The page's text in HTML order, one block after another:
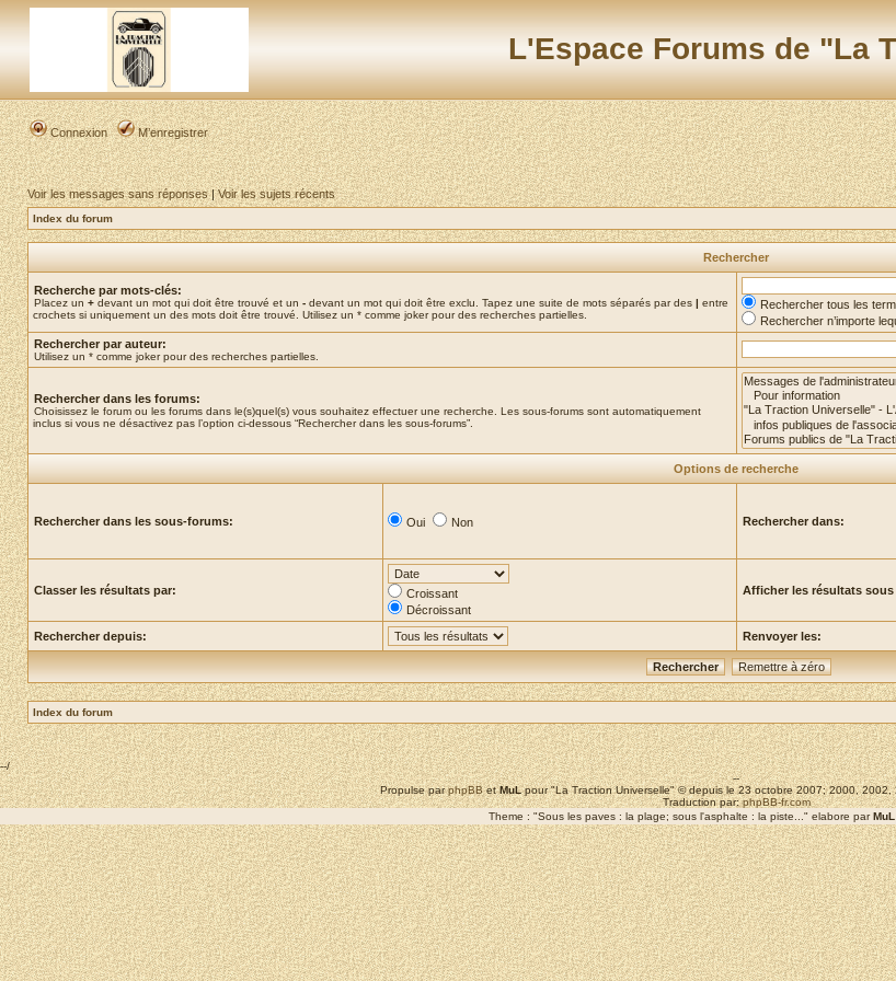
L'Espace Forums de "La
Connexion M’enregistrer
Voir les messages sans réponses|Voir les sujets récents
Index du forum
Rechercher
Recherche par mots-clés:
Placez un + devant un mot qui doit être trouvé et un - devant un mot qui doit être exclu. Tapez une suite de mots séparés par des | entre
crochets si uniquement un des mots doit être trouvé. Utilisez un * comme joker pour des recherches partielles.
Rechercher tous les
Rechercher n’importe
Rechercher par auteur:
Utilisez un * comme joker pour des recherches partielles.
Rechercher dans les forums:
Choisissez le forum ou les forums dans le(s)quel(s) vous souhaitez effectuer une recherche. Les sous-forums sont automatiquement
inclus si vous ne désactivez pas l’option ci-dessous “Rechercher dans les sous-forums”.
Options de recherche
Rechercher dans les sous-forums: Oui Non Rechercher dans:
Classer les résultats par:
Croissant
Décroissant
Afficher les résultats sous
Rechercher depuis: Renvoyer les:
Index du forum
--/
--
Propulse parphpBBetMuLpour "La Traction Universelle" © depuis le 23 octobre 2007; 2000,
Traduction par:phpBB-fr.com
Theme : "Sous les paves : la plage; sous l'asphalte : la piste..." elabore parMuL